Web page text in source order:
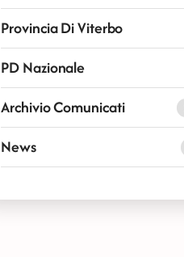
Provincia Di Viterbo
PD Nazionale
Archivio Comunicati
News